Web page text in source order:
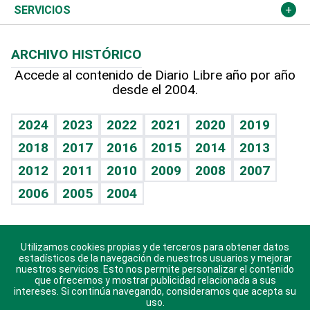
Resto del mundo
Economía personal
Podcast Arte Libre
Hablando con el pediatra
Vida y familia
Eñe
Celebrando la vida
Sin complejos
En pocas palabras
Escuchando al corazón
Economía Personal
Más deportes
TBT Deportivo
Columnistas
Más firmas
Cambio climático
Opinión
Hecho en casa
Guía del dinero
SERVICIOS
Cumpleaños
Horóscopos
Crucigramas
ARCHIVO HISTÓRICO
Accede al contenido de Diario Libre año por año
desde el 2004.
2024 2023 2022 2021 2020
2019
2018
2017 2016 2015 2014
2013
2012
2011 2010 2009 2008
2007
2006
2005 2004
Descarga nuestras aplicaciones para Android, iOS y
sistema Huawei.
Utilizamos cookies propias y de terceros para obtener datos
estadísticos de la navegación de nuestros usuarios y mejorar
nuestros servicios. Esto nos permite personalizar el contenido
que ofrecemos y mostrar publicidad relacionada a sus
intereses. Si continúa navegando, consideramos que acepta su
uso.